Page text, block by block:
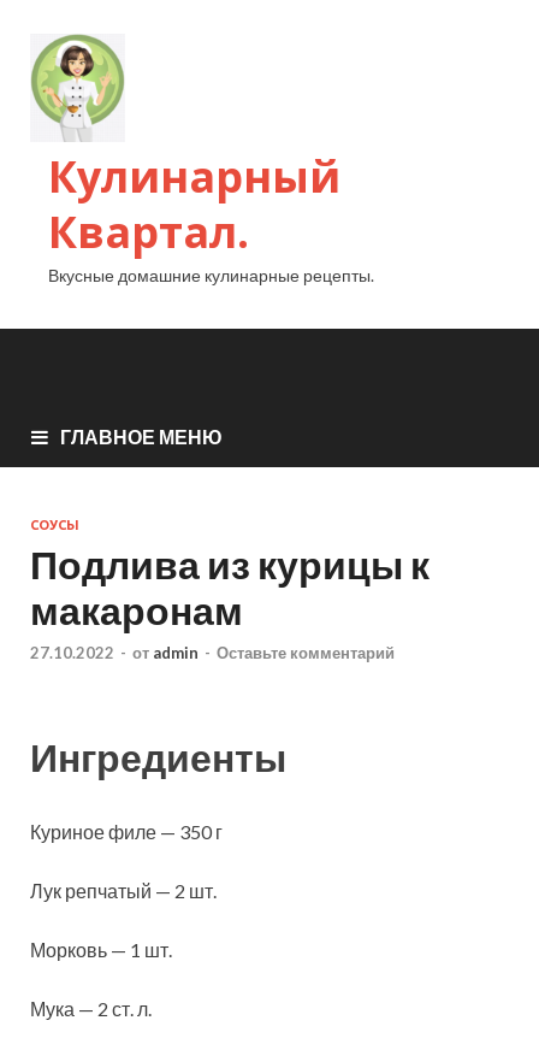
Кулинарный
Квартал.
Вкусные домашние кулинарные рецепты.
ГЛАВНОЕ МЕНЮ
СОУСЫ
Подлива из курицы к
макаронам
27.10.2022 - от admin - Оставьте комментарий
Ингредиенты
Куриное филе — 350 г
Лук репчатый — 2 шт.
Морковь — 1 шт.
Мука — 2 ст. л.